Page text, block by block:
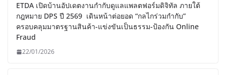
ETDA เปิดบ้านอัปเดตงานกำกับดูแลแพลตฟอร์มดิจิทัล ภายใต้
กฎหมาย DPS ปี 2569 เดินหน้าต่อยอด “กลไกร่วมกำกับ”
ครอบคลุมมาตรฐานสินค้า-แข่งขันเป็นธรรม-ป้องกัน Online
Fraud
22/01/2026